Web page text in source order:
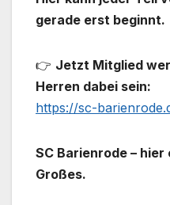
gerade erst beginnt.
👉 Jetzt Mitglied
Herren dabei sein:
https://sc-
SC Barienrode –
Großes.